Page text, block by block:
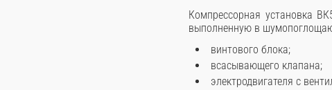
Компрессорная установка
выполненную в
винтового блока;
всасывающего клапана;
электродвигателя с